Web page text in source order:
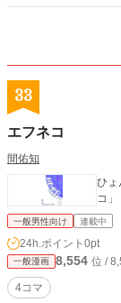
33
エフネコ
間佑知
ひょ
コ」
一般男性向け 連載中
24h.ポイント 0pt
一般漫画 8,554 位 /
4コマ